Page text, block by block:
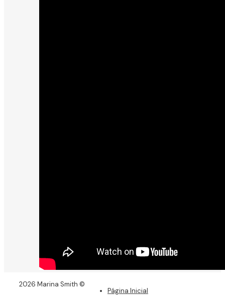
2026 Marina Smith ©
Página Inicial